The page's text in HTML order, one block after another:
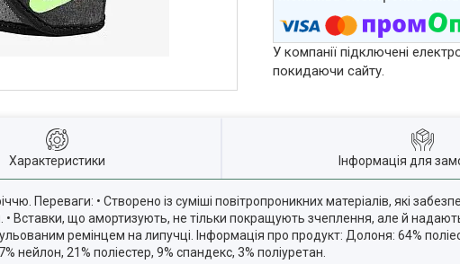
У компанії підключені
покидаючи сайту.
Характеристики Інформація для
Переваги: • Створено із суміші повітропроникних матеріалів, які
• Вставки, що амортизують, не тільки покращують зчеплення, але й
ремінцем на липучці. Інформація про продукт: Долоня: 64%
нейлон, 21% поліестер, 9% спандекс, 3% поліуретан.